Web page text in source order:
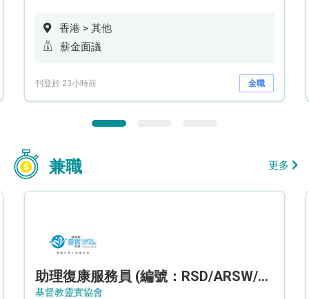
香港 > 其他
薪金面議
刊登於 23小時前 全職
兼職 更多
助理復康服務員 (編號：RSD/ARSW/CTE)
基督教靈實協會